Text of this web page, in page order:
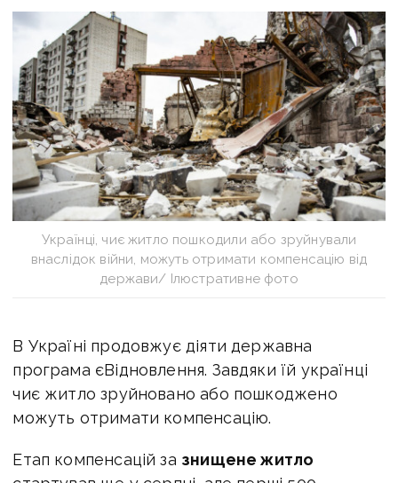
Українці, чиє житло пошкодили або зруйнували
внаслідок війни, можуть отримати компенсацію від
держави/ Ілюстративне фото
В Україні продовжує діяти державна
програма єВідновлення. Завдяки їй українці
чиє житло зруйновано або пошкоджено
можуть отримати компенсацію.
Етап компенсацій за знищене житло